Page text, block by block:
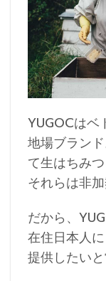
YUGOCはベ
地場ブラン
て生はちみ
それらは非加
だから、
在住日本人
提供したい